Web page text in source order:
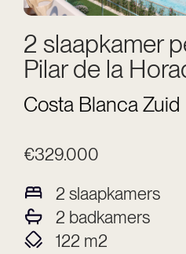
2 slaapkamer
Pilar de la
Costa Blanca Zuid
€329.000
2 slaapkamers
2 badkamers
122 m2